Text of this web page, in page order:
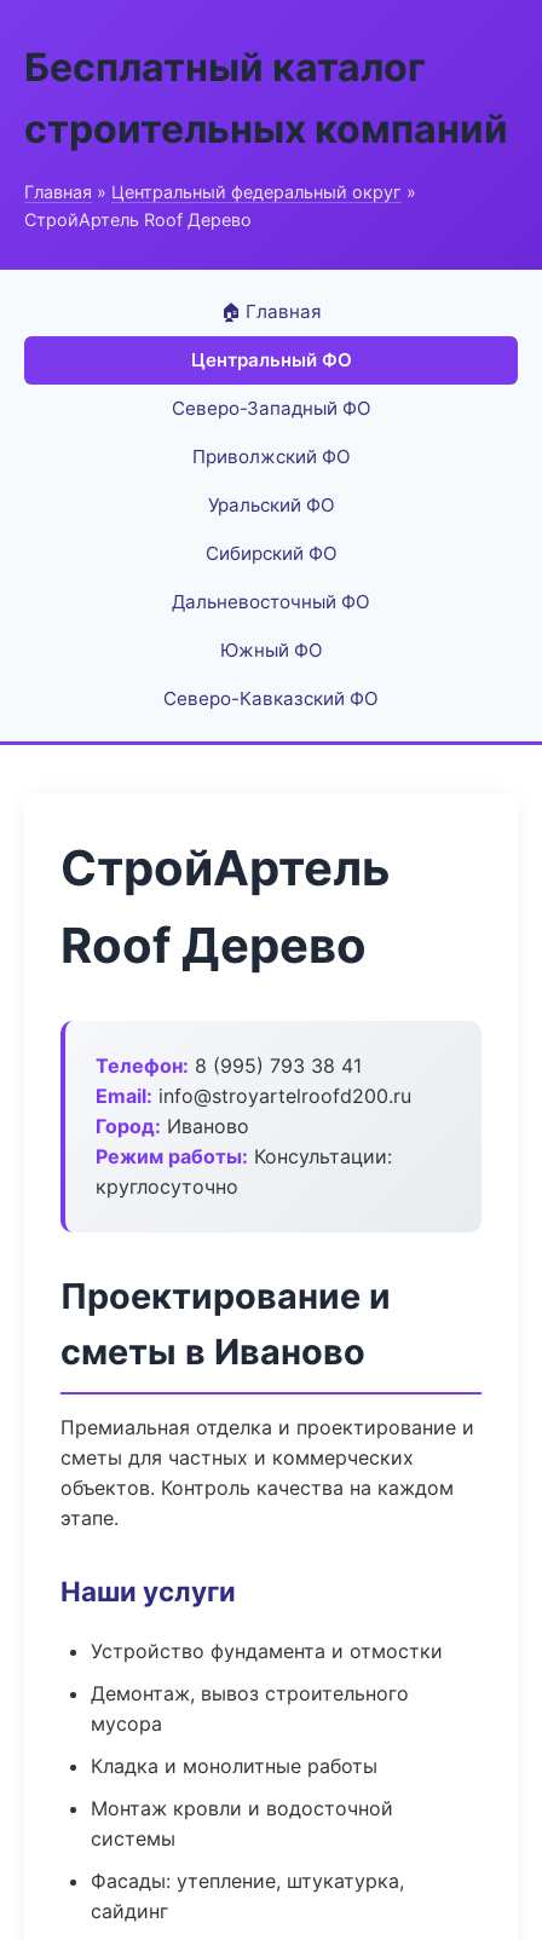
Бесплатный каталог
строительных компаний
Главная » Центральный федеральный округ »
СтройАртель Roof Дерево
🏠 Главная
Центральный ФО
Северо-Западный ФО
Приволжский ФО
Уральский ФО
Сибирский ФО
Дальневосточный ФО
Южный ФО
Северо-Кавказский ФО
СтройАртель
Roof Дерево
Телефон: 8 (995) 793 38 41
Email: info@stroyartelroofd200.ru
Город: Иваново
Режим работы: Консультации:
круглосуточно
Проектирование и
сметы в Иваново
Премиальная отделка и проектирование и
сметы для частных и коммерческих
объектов. Контроль качества на каждом
этапе.
Наши услуги
Устройство фундамента и отмостки
Демонтаж, вывоз строительного
мусора
Кладка и монолитные работы
Монтаж кровли и водосточной
системы
Фасады: утепление, штукатурка,
сайдинг